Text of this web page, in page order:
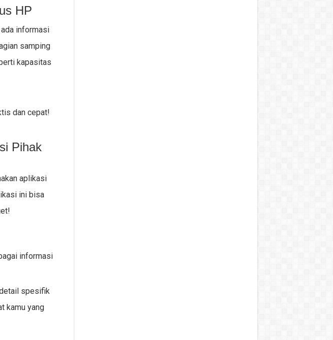
HP
informasi
samping
kapasitas
dan cepat!
Pihak
aplikasi
ini bisa
informasi
spesifik
kamu yang